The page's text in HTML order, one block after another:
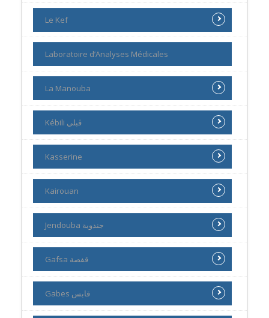
Le Kef
Laboratoire d’Analyses Médicales
La Manouba
Kébili ڨبلي
Kasserine
Kairouan
Jendouba جندوبة
Gafsa قفصة
Gabes قابس